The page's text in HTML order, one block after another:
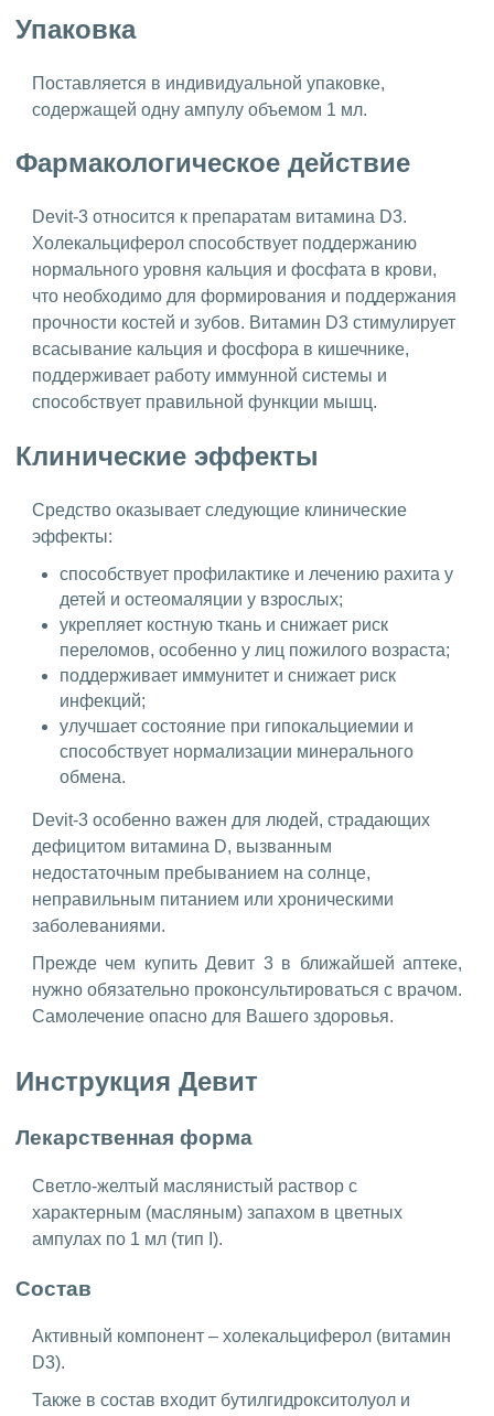
Упаковка
Поставляется в индивидуальной упаковке,
содержащей одну ампулу объемом 1 мл.
Фармакологическое действие
Devit-3 относится к препаратам витамина D3.
Холекальциферол способствует поддержанию
нормального уровня кальция и фосфата в крови,
что необходимо для формирования и поддержания
прочности костей и зубов. Витамин D3 стимулирует
всасывание кальция и фосфора в кишечнике,
поддерживает работу иммунной системы и
способствует правильной функции мышц.
Клинические эффекты
Средство оказывает следующие клинические
эффекты:
способствует профилактике и лечению рахита у
детей и остеомаляции у взрослых;
укрепляет костную ткань и снижает риск
переломов, особенно у лиц пожилого возраста;
поддерживает иммунитет и снижает риск
инфекций;
улучшает состояние при гипокальциемии и
способствует нормализации минерального
обмена.
Devit-3 особенно важен для людей, страдающих
дефицитом витамина D, вызванным
недостаточным пребыванием на солнце,
неправильным питанием или хроническими
заболеваниями.
Прежде чем купить Девит 3 в ближайшей аптеке,
нужно обязательно проконсультироваться с врачом.
Самолечение опасно для Вашего здоровья.
Инструкция Девит
Лекарственная форма
Светло-желтый маслянистый раствор с
характерным (масляным) запахом в цветных
ампулах по 1 мл (тип I).
Состав
Активный компонент – холекальциферол (витамин
D3).
Также в состав входит бутилгидрокситолуол и